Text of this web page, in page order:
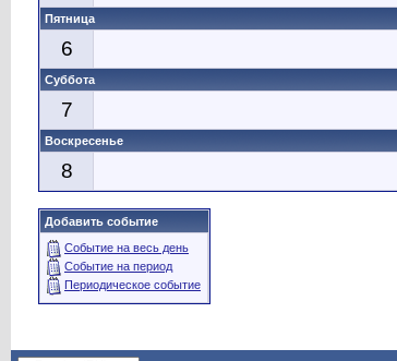
Пятница
6
Суббота
7
Воскресенье
8
Добавить событие
Событие на весь день
Событие на период
Периодическое событие